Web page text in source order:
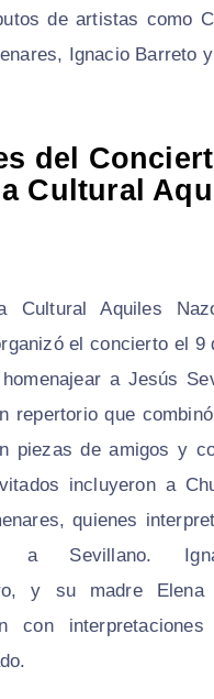
de artistas como
Ignacio Barreto
del
Cultural
Cultural Aquiles
el concierto el 9
a Jesús
repertorio que
piezas de amigos y
incluyeron a
quienes
a Sevillano.
y su madre Elena
con